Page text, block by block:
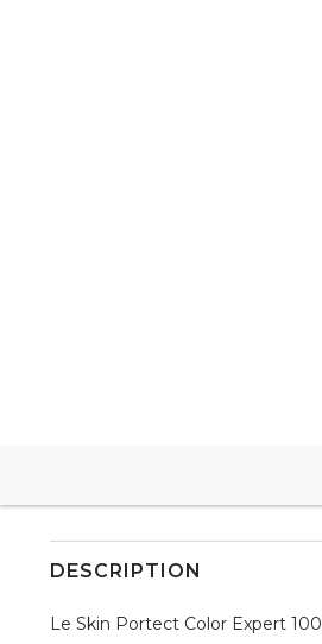
DESCRIPTION
Le Skin Portect Color Expert